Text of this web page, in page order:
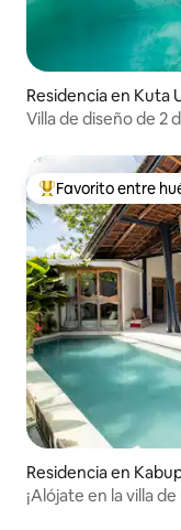
Residencia en Kuta
Villa de diseño de 2
De los mejores en
Favorito entre
Residencia en
¡Alójate en la villa